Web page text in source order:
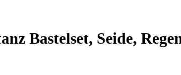
Bastelset, Seide,